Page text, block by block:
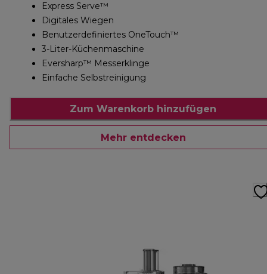
Express Serve™
Digitales Wiegen
Benutzerdefiniertes OneTouch™
3-Liter-Küchenmaschine
Eversharp™ Messerklinge
Einfache Selbstreinigung
Zum Warenkorb hinzufügen
Mehr entdecken